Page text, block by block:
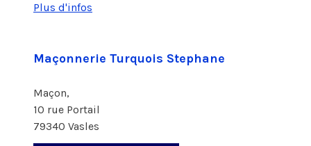
Plus d'infos
Maçonnerie Turquois Stephane
Maçon,
10 rue Portail
79340 Vasles